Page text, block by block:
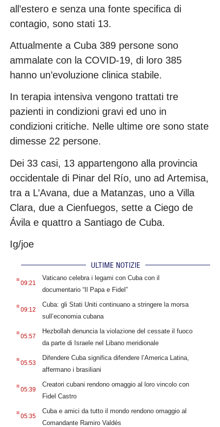
all’estero e senza una fonte specifica di
contagio, sono stati 13.
Attualmente a Cuba 389 persone sono
ammalate con la COVID-19, di loro 385
hanno un’evoluzione clinica stabile.
In terapia intensiva vengono trattati tre
pazienti in condizioni gravi ed uno in
condizioni critiche. Nelle ultime ore sono state
dimesse 22 persone.
Dei 33 casi, 13 appartengono alla provincia
occidentale di Pinar del Río, uno ad Artemisa,
tra a L’Avana, due a Matanzas, uno a Villa
Clara, due a Cienfuegos, sette a Ciego de
Ávila e quattro a Santiago de Cuba.
Ig/joe
ULTIME NOTIZIE
.09:21
Vaticano celebra i legami con Cuba con il
documentario “Il Papa e Fidel”
.09:12
Cuba: gli Stati Uniti continuano a stringere la morsa
sull’economia cubana
.05:57
Hezbollah denuncia la violazione del cessate il fuoco
da parte di Israele nel Libano meridionale
.05:53
Difendere Cuba significa difendere l’America Latina,
affermano i brasiliani
.05:39
Creatori cubani rendono omaggio al loro vincolo con
Fidel Castro
.05:35
Cuba e amici da tutto il mondo rendono omaggio al
Comandante Ramiro Valdés